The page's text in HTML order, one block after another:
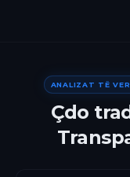
ANALIZAT TË
Çdo